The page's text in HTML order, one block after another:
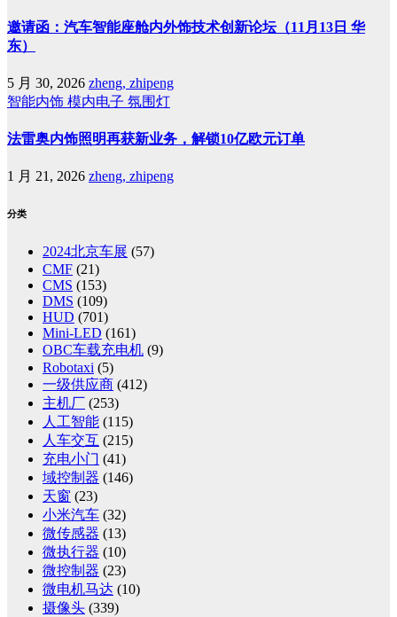
邀请函：汽车智能座舱内外饰技术创新论坛（11月13日 华
东）
5 月 30, 2026 zheng, zhipeng
智能内饰 模内电子 氛围灯
法雷奥内饰照明再获新业务，解锁10亿欧元订单
1 月 21, 2026 zheng, zhipeng
分类
2024北京车展 (57)
CMF (21)
CMS (153)
DMS (109)
HUD (701)
Mini-LED (161)
OBC车载充电机 (9)
Robotaxi (5)
一级供应商 (412)
主机厂 (253)
人工智能 (115)
人车交互 (215)
充电小门 (41)
域控制器 (146)
天窗 (23)
小米汽车 (32)
微传感器 (13)
微执行器 (10)
微控制器 (23)
微电机马达 (10)
摄像头 (339)